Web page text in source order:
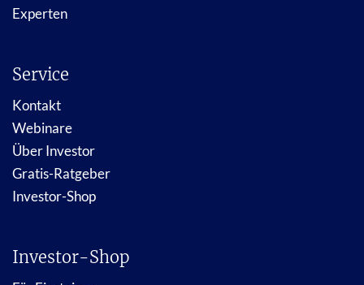
Experten
Service
Kontakt
Webinare
Über Investor
Gratis-Ratgeber
Investor-Shop
Investor-Shop